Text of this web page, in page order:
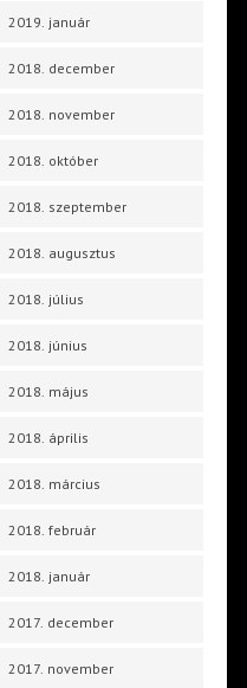
2019. január
2018. december
2018. november
2018. október
2018. szeptember
2018. augusztus
2018. július
2018. június
2018. május
2018. április
2018. március
2018. február
2018. január
2017. december
2017. november